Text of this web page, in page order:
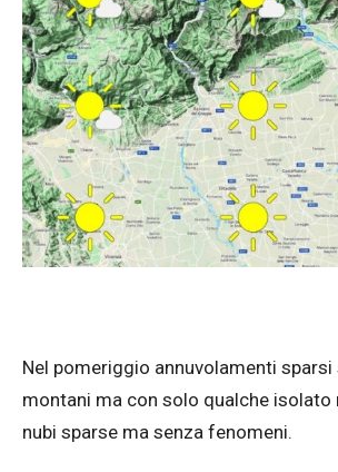
Nel pomeriggio annuvolamenti
montani ma con solo qualche isolato
nubi sparse ma senza fenomeni.